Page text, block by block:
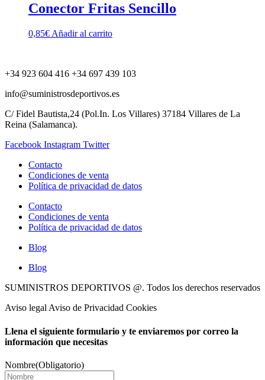
Conector Fritas Sencillo
0,85€ Añadir al carrito
+34 923 604 416 +34 697 439 103
info@suministrosdeportivos.es
C/ Fidel Bautista,24 (Pol.In. Los Villares) 37184 Villares de La
Reina (Salamanca).
Facebook Instagram Twitter
Contacto
Condiciones de venta
Política de privacidad de datos
Contacto
Condiciones de venta
Política de privacidad de datos
Blog
Blog
SUMINISTROS DEPORTIVOS @. Todos los derechos reservados
Aviso legal Aviso de Privacidad Cookies
Llena el siguiente formulario y te enviaremos por correo la
información que necesitas
Nombre(Obligatorio)